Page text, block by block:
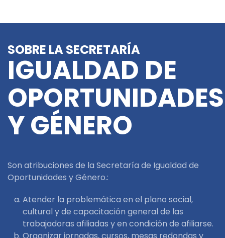
SOBRE LA SECRETARÍA
IGUALDAD DE
OPORTUNIDADES
Y GÉNERO
Son atribuciones de la Secretaría de Igualdad de
Oportunidades y Género.:
Atender la problemática en el plano social,
cultural y de capacitación general de las
trabajadoras afiliadas y en condición de afiliarse.
Organizar jornadas, cursos, mesas redondas y